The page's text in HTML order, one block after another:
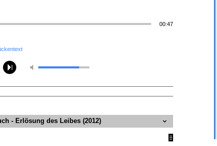
00:47
- Erlösung des Leibes (2012)